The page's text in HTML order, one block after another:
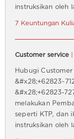
instruksikan oleh
7 Keuntungan
Customer service
Hubugi Customer
&#x28;+62823-
melakukan
seperti KTP, dan
instruksikan oleh